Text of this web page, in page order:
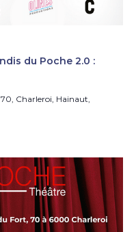
du Poche 2.0 :
Charleroi, Hainaut,